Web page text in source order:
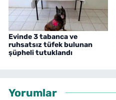
Evinde 3 tabanca ve
ruhsatsız tüfek bulunan
şüpheli tutuklandı
Yorumlar